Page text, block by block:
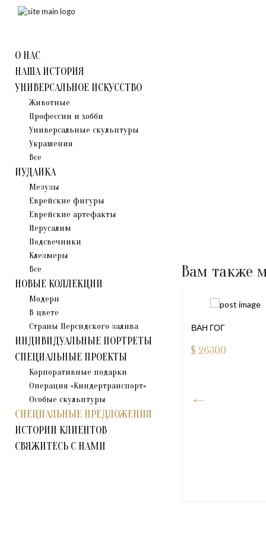
О НАС
НАША ИСТОРИЯ
УНИВЕРСАЛЬНОЕ ИСКУССТВО
Животные
Профессии и хобби
Универсальные скульптуры
Украшения
Все
ИУДАИКА
Мезузы
Eврейские фигуры
Еврейские артефакты
Иерусалим
Подсвечники
Клезмеры
Все
НОВЫЕ КОЛЛЕКЦИИ
Модерн
В цвете
Страны Персидского залива
ИНДИВИДУАЛЬНЫЕ ПОРТРЕТЫ
СПЕЦИАЛЬНЫЕ ПРОЕКТЫ
Корпоративные подарки
Операция «Киндертранспорт»
Особые скульптуры
СПЕЦИАЛЬНЫЕ ПРЕДЛОЖЕНИЯ
ИСТОРИИ КЛИЕНТОВ
СВЯЖИТЕСЬ С НАМИ
Вам также
ВАН ГОГ
$ 26300